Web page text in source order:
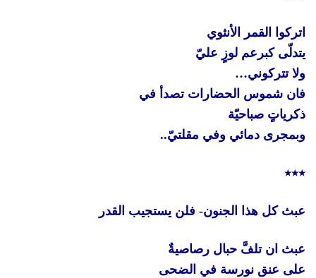
اتركوا القمر الأنثوي
يتدلّى كبرعم لوزٍ عليّ
ولا تتركوني…
فان شموس الحضارات تصدأ في
ذكرياتٍ صباحيّة
وبمجرى دمائي وفي مقلتيّ..
٭٭٭
عبث كل هذا الجنون- فلن يستجيب القدر
عبث ان تلفَّ حبال رصاصيةٌ
على عنق نورسة في الضحى